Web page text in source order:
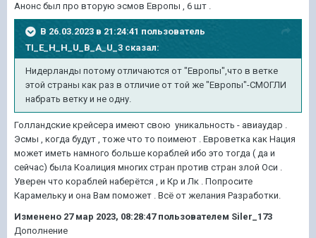
Анонс был про вторую эсмов Европы , 6 шт .
В 26.03.2023 в 21:24:41 пользователь
TI_E_H_H_U_B_A_U_3 сказал:
Нидерланды потому отличаются от "Европы",что в ветке
этой страны как раз в отличие от той же "Европы"-СМОГЛИ
набрать ветку и не одну.
Голландские крейсера имеют свою уникальность - авиаудар .
Эсмы , когда будут , тоже что то поимеют . Евроветка как Нация
может иметь намного больше кораблей ибо это тогда ( да и
сейчас) была Коалиция многих стран против стран злой Оси .
Уверен что кораблей наберётся , и Кр и Лк . Попросите
Карамельку и она Вам поможет . Всё от желания Разработки.
Изменено 27 мар 2023, 08:28:47пользователем Siler_173
Дополнение